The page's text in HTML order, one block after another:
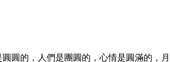
圓的，人們是團圓的，心情是圓滿的，